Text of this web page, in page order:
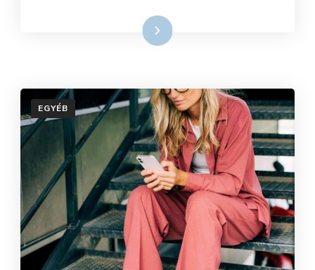
Tovább
EGYÉB